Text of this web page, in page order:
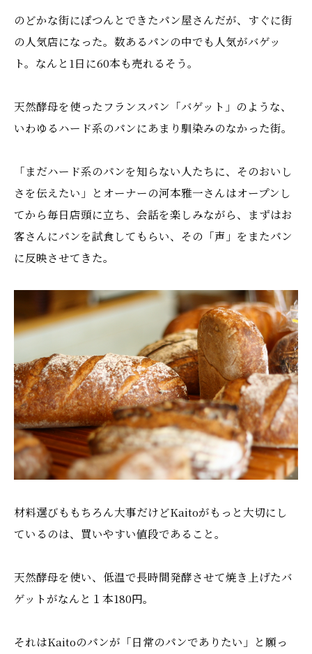
のどかな街にぽつんとできたパン屋さんだが、すぐに街
の人気店になった。数あるパンの中でも人気がバゲッ
ト。なんと1日に60本も売れるそう。
天然酵母を使ったフランスパン「バゲット」のような、
いわゆるハード系のパンにあまり馴染みのなかった街。
「まだハード系のパンを知らない人たちに、そのおいし
さを伝えたい」とオーナーの河本雅一さんはオープンし
てから毎日店頭に立ち、会話を楽しみながら、まずはお
客さんにパンを試食してもらい、その「声」をまたパン
に反映させてきた。
材料選びももちろん大事だけどKaitoがもっと大切にし
ているのは、買いやすい値段であること。
天然酵母を使い、低温で長時間発酵させて焼き上げたバ
ゲットがなんと１本180円。
それはKaitoのパンが「日常のパンでありたい」と願っ